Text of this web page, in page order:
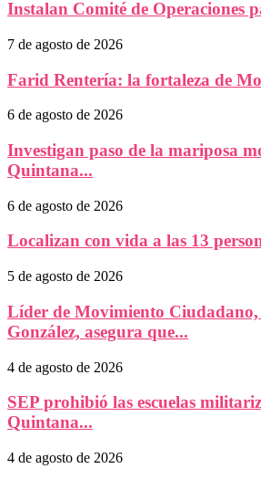
Instalan Comité de Operaciones
7 de agosto de 2026
Farid Rentería: la fortaleza de
6 de agosto de 2026
Investigan paso de la mariposa
Quintana...
6 de agosto de 2026
Localizan con vida a las 13
5 de agosto de 2026
Líder de Movimiento
González, asegura que...
4 de agosto de 2026
SEP prohibió las escuelas
Quintana...
4 de agosto de 2026